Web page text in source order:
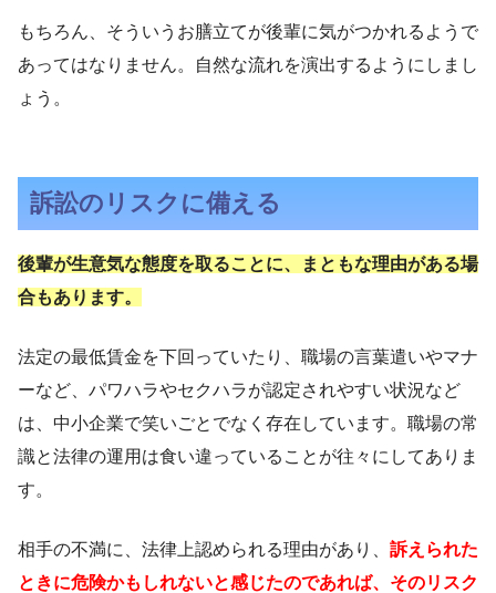
もちろん、そういうお膳立てが後輩に気がつかれるようで
あってはなりません。自然な流れを演出するようにしまし
ょう。
訴訟のリスクに備える
後輩が生意気な態度を取ることに、まともな理由がある場
合もあります。
法定の最低賃金を下回っていたり、職場の言葉遣いやマナ
ーなど、パワハラやセクハラが認定されやすい状況など
は、中小企業で笑いごとでなく存在しています。職場の常
識と法律の運用は食い違っていることが往々にしてありま
す。
相手の不満に、法律上認められる理由があり、 訴えられた
ときに危険かもしれないと感じたのであれば、そのリスク